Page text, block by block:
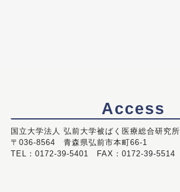
Access
国立大学法人 弘前大学被ばく医療総合研究所
〒036-8564 青森県弘前市本町66-1
TEL：0172-39-5401 FAX：0172-39-5514